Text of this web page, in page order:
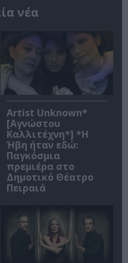
νέα
Artist Unknown*
[Αγνώστου
Καλλιτέχνη*] *Η
Ήβη ήταν εδώ:
Παγκόσμια
πρεμιέρα στο
Δημοτικό Θέατρο
Πειραιά